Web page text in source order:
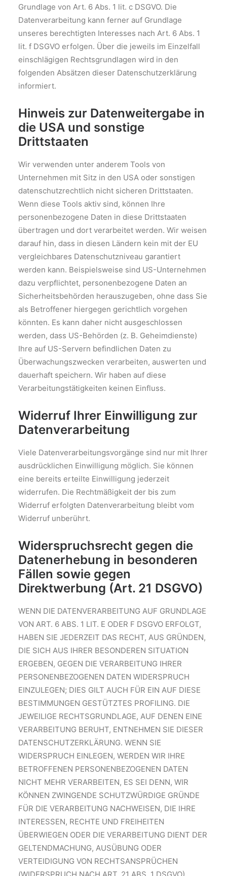
Grundlage von Art. 6 Abs. 1 lit. c DSGVO. Die
Datenverarbeitung kann ferner auf Grundlage
unseres berechtigten Interesses nach Art. 6 Abs. 1
lit. f DSGVO erfolgen. Über die jeweils im Einzelfall
einschlägigen Rechtsgrundlagen wird in den
folgenden Absätzen dieser Datenschutzerklärung
informiert.
Hinweis zur Datenweitergabe in
die USA und sonstige
Drittstaaten
Wir verwenden unter anderem Tools von
Unternehmen mit Sitz in den USA oder sonstigen
datenschutzrechtlich nicht sicheren Drittstaaten.
Wenn diese Tools aktiv sind, können Ihre
personenbezogene Daten in diese Drittstaaten
übertragen und dort verarbeitet werden. Wir weisen
darauf hin, dass in diesen Ländern kein mit der EU
vergleichbares Datenschutzniveau garantiert
werden kann. Beispielsweise sind US-Unternehmen
dazu verpflichtet, personenbezogene Daten an
Sicherheitsbehörden herauszugeben, ohne dass Sie
als Betroffener hiergegen gerichtlich vorgehen
könnten. Es kann daher nicht ausgeschlossen
werden, dass US-Behörden (z. B. Geheimdienste)
Ihre auf US-Servern befindlichen Daten zu
Überwachungszwecken verarbeiten, auswerten und
dauerhaft speichern. Wir haben auf diese
Verarbeitungstätigkeiten keinen Einfluss.
Widerruf Ihrer Einwilligung zur
Datenverarbeitung
Viele Datenverarbeitungsvorgänge sind nur mit Ihrer
ausdrücklichen Einwilligung möglich. Sie können
eine bereits erteilte Einwilligung jederzeit
widerrufen. Die Rechtmäßigkeit der bis zum
Widerruf erfolgten Datenverarbeitung bleibt vom
Widerruf unberührt.
Widerspruchsrecht gegen die
Datenerhebung in besonderen
Fällen sowie gegen
Direktwerbung (Art. 21 DSGVO)
WENN DIE DATENVERARBEITUNG AUF GRUNDLAGE
VON ART. 6 ABS. 1 LIT. E ODER F DSGVO ERFOLGT,
HABEN SIE JEDERZEIT DAS RECHT, AUS GRÜNDEN,
DIE SICH AUS IHRER BESONDEREN SITUATION
ERGEBEN, GEGEN DIE VERARBEITUNG IHRER
PERSONENBEZOGENEN DATEN WIDERSPRUCH
EINZULEGEN; DIES GILT AUCH FÜR EIN AUF DIESE
BESTIMMUNGEN GESTÜTZTES PROFILING. DIE
JEWEILIGE RECHTSGRUNDLAGE, AUF DENEN EINE
VERARBEITUNG BERUHT, ENTNEHMEN SIE DIESER
DATENSCHUTZERKLÄRUNG. WENN SIE
WIDERSPRUCH EINLEGEN, WERDEN WIR IHRE
BETROFFENEN PERSONENBEZOGENEN DATEN
NICHT MEHR VERARBEITEN, ES SEI DENN, WIR
KÖNNEN ZWINGENDE SCHUTZWÜRDIGE GRÜNDE
FÜR DIE VERARBEITUNG NACHWEISEN, DIE IHRE
INTERESSEN, RECHTE UND FREIHEITEN
ÜBERWIEGEN ODER DIE VERARBEITUNG DIENT DER
GELTENDMACHUNG, AUSÜBUNG ODER
VERTEIDIGUNG VON RECHTSANSPRÜCHEN